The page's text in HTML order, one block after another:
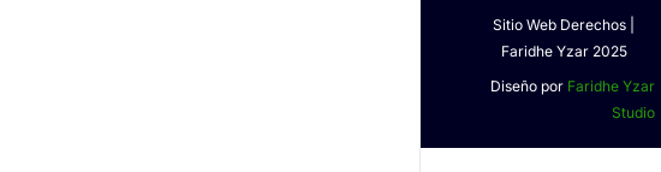
Sitio Web Derechos |
Faridhe Yzar 2025
Diseño por Faridhe Yzar
Studio